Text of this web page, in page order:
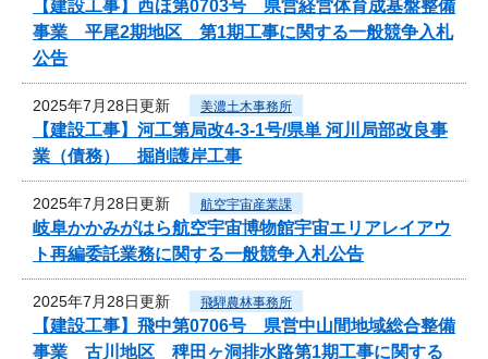
【建設工事】西ほ第0703号 県営経営体育成基盤整備
事業 平尾2期地区 第1期工事に関する一般競争入札
公告
2025年7月28日更新 美濃土木事務所
【建設工事】河工第局改4-3-1号/県単 河川局部改良事
業（債務） 掘削護岸工事
2025年7月28日更新 航空宇宙産業課
岐阜かかみがはら航空宇宙博物館宇宙エリアレイアウ
ト再編委託業務に関する一般競争入札公告
2025年7月28日更新 飛騨農林事務所
【建設工事】飛中第0706号 県営中山間地域総合整備
事業 古川地区 稗田ヶ洞排水路第1期工事に関する